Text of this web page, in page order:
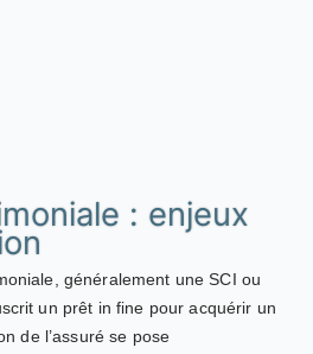
: enjeux
généralement une SCI ou
un prêt in fine pour acquérir un
de l’assuré se pose